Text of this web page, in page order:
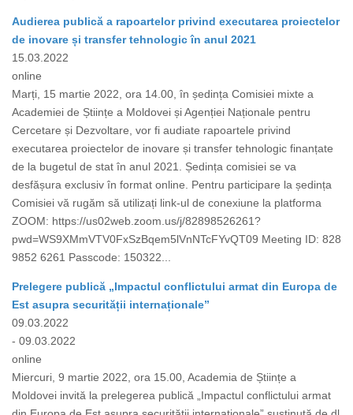
Audierea publică a rapoartelor privind executarea proiectelor
de inovare și transfer tehnologic în anul 2021
15.03.2022
online
Marți, 15 martie 2022, ora 14.00, în ședința Comisiei mixte a
Academiei de Științe a Moldovei și Agenției Naționale pentru
Cercetare și Dezvoltare, vor fi audiate rapoartele privind
executarea proiectelor de inovare și transfer tehnologic finanțate
de la bugetul de stat în anul 2021. Ședința comisiei se va
desfășura exclusiv în format online. Pentru participare la ședința
Comisiei vă rugăm să utilizați link-ul de conexiune la platforma
ZOOM: https://us02web.zoom.us/j/82898526261?
pwd=WS9XMmVTV0FxSzBqem5lVnNTcFYvQT09 Meeting ID: 828
9852 6261 Passcode: 150322...
Prelegere publică „Impactul conflictului armat din Europa de
Est asupra securității internaționale”
09.03.2022
- 09.03.2022
online
Miercuri, 9 martie 2022, ora 15.00, Academia de Științe a
Moldovei invită la prelegerea publică „Impactul conflictului armat